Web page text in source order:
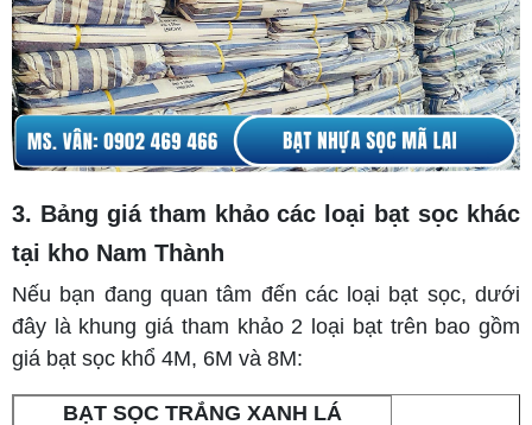
3. Bảng giá tham khảo các loại bạt sọc khác
tại kho Nam Thành
Nếu bạn đang quan tâm đến các loại bạt sọc, dưới
đây là khung giá tham khảo 2 loại bạt trên bao gồm
giá bạt sọc khổ 4M, 6M và 8M:
BẠT SỌC TRẮNG XANH LÁ